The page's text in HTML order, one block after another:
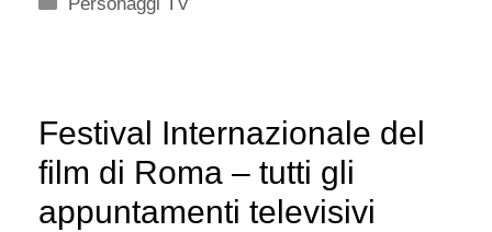
Festival Internazionale del
film di Roma – tutti gli
appuntamenti televisivi